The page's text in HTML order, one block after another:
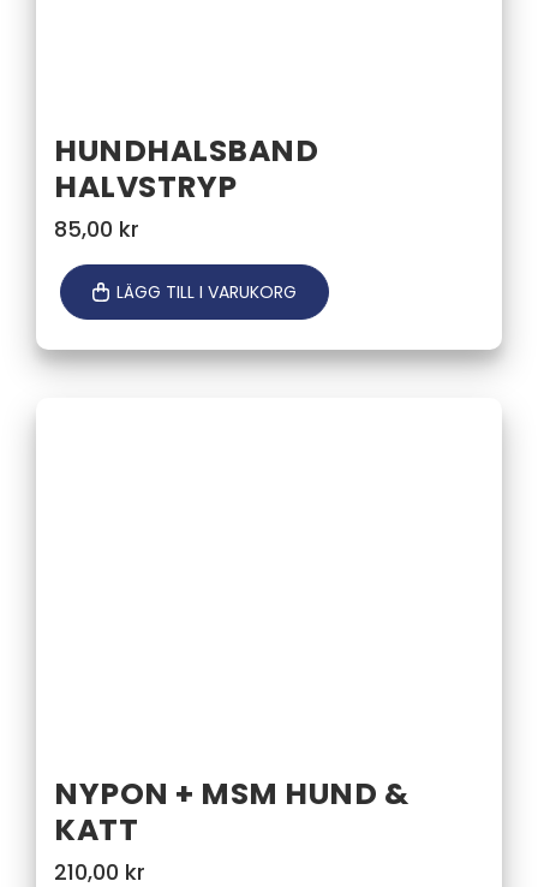
HUNDHALSBAND
HALVSTRYP
85,00 kr
LÄGG TILL I VARUKORG
NYPON + MSM HUND &
KATT
210,00 kr